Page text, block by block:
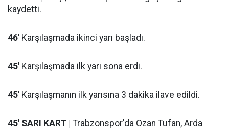
kaydetti.
46' Karşılaşmada ikinci yarı başladı.
45' Karşılaşmada ilk yarı sona erdi.
45' Karşılaşmanın ilk yarısına 3 dakika ilave edildi.
45' SARI KART | Trabzonspor'da Ozan Tufan, Arda